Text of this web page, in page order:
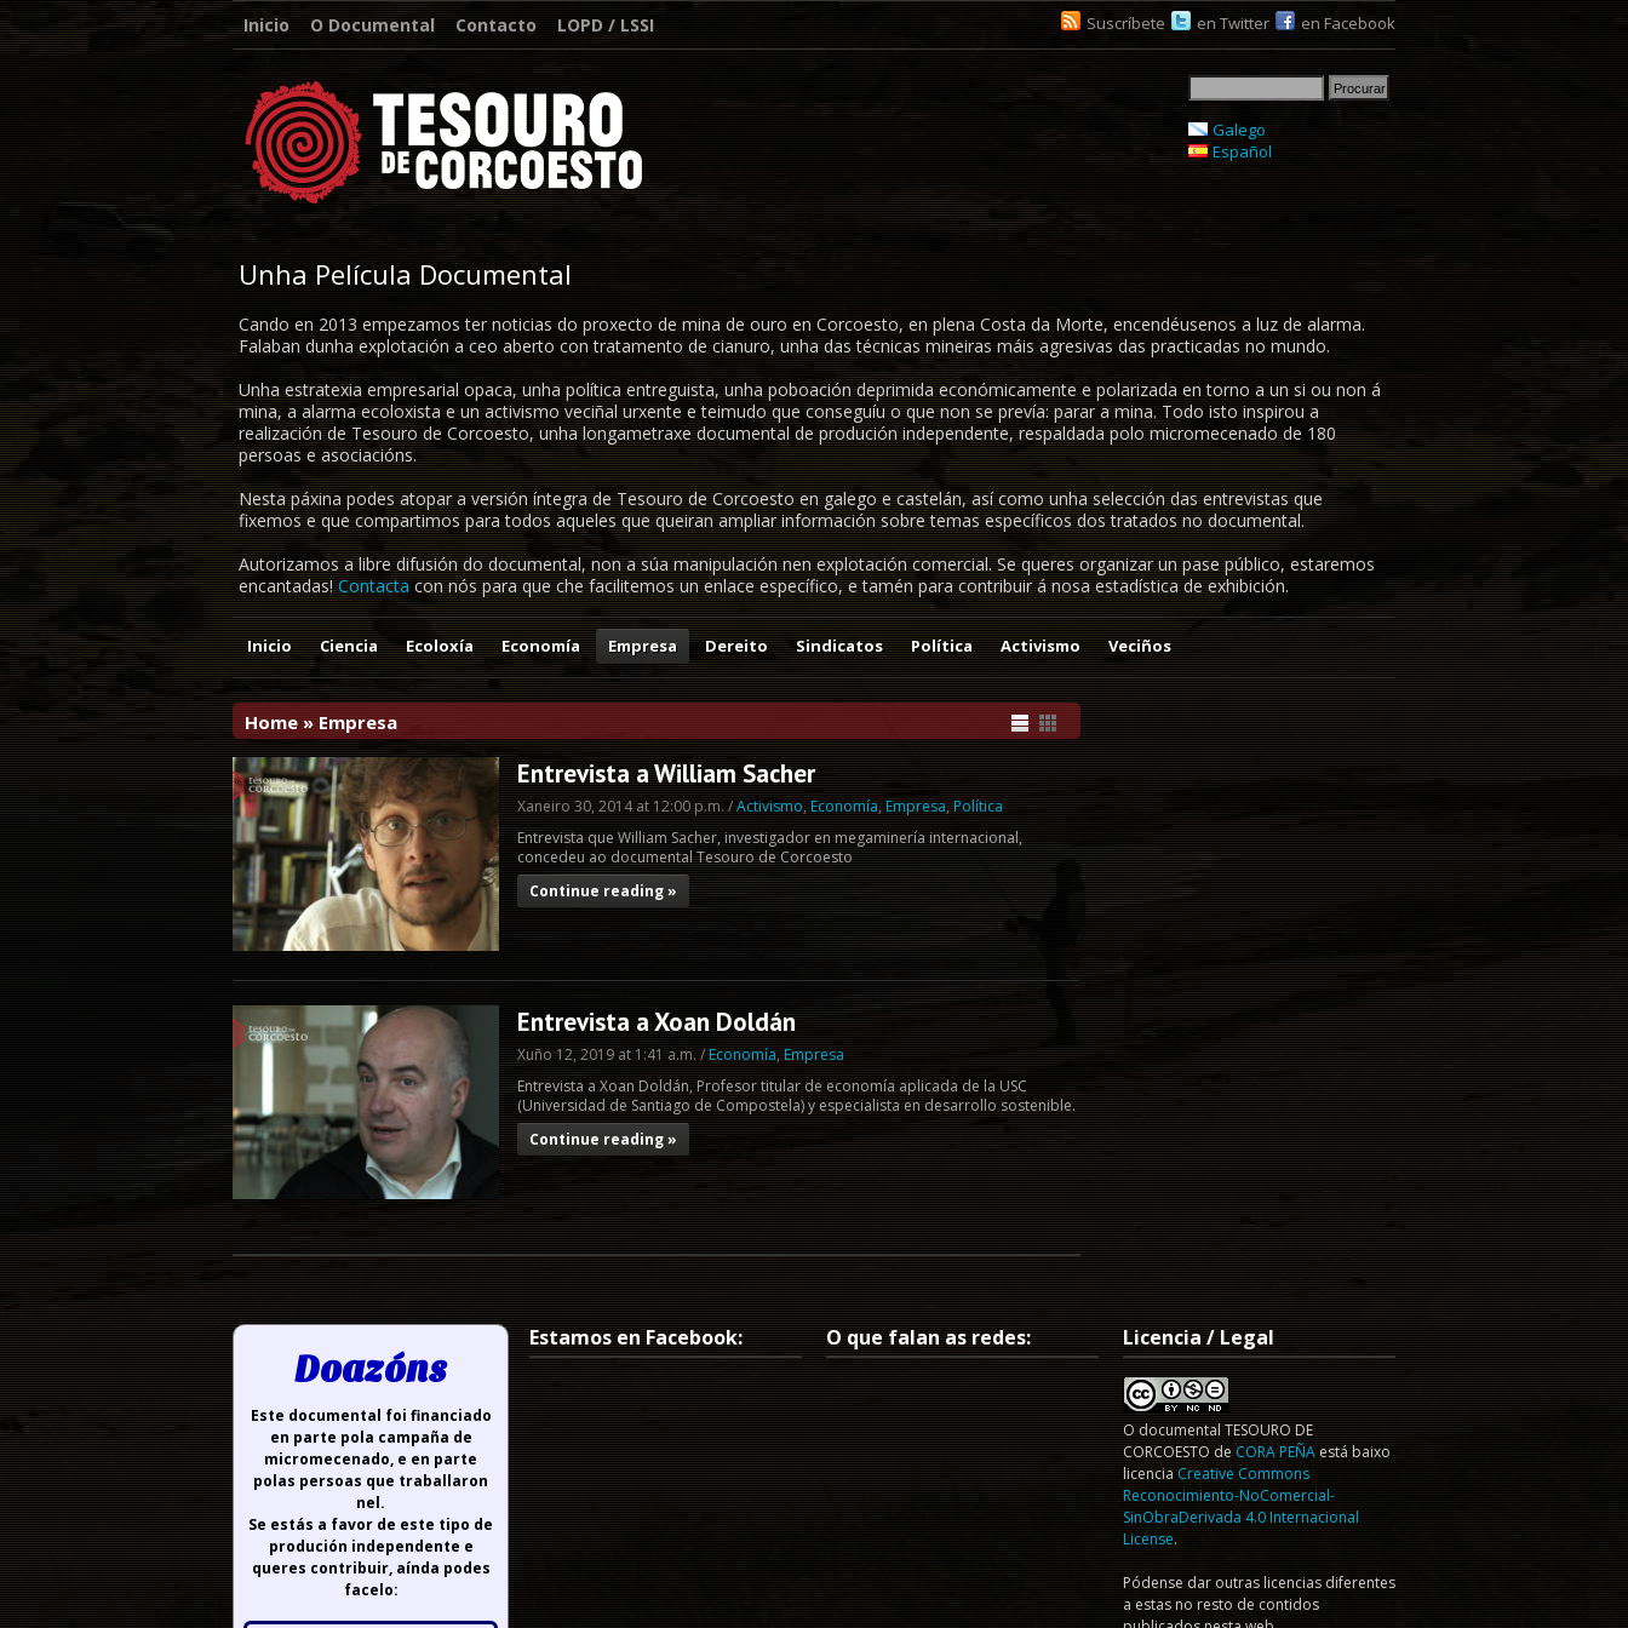
Suscríbete en Twitter en Facebook
Inicio O Documental Contacto LOPD / LSSI
Galego
Español
Unha Película Documental
Cando en 2013 empezamos ter noticias do proxecto de mina de ouro en Corcoesto, en plena Costa da Morte, encendéusenos a luz de alarma.
Falaban dunha explotación a ceo aberto con tratamento de cianuro, unha das técnicas mineiras máis agresivas das practicadas no mundo.
Unha estratexia empresarial opaca, unha política entreguista, unha poboación deprimida económicamente e polarizada en torno a un si ou non á
mina, a alarma ecoloxista e un activismo veciñal urxente e teimudo que conseguíu o que non se prevía: parar a mina. Todo isto inspirou a
realización de Tesouro de Corcoesto, unha longametraxe documental de produción independente, respaldada polo micromecenado de 180
persoas e asociacións.
Nesta páxina podes atopar a versión íntegra de Tesouro de Corcoesto en galego e castelán, así como unha selección das entrevistas que
fixemos e que compartimos para todos aqueles que queiran ampliar información sobre temas específicos dos tratados no documental.
Autorizamos a libre difusión do documental, non a súa manipulación nen explotación comercial. Se queres organizar un pase público, estaremos
encantadas!Contactacon nós para que che facilitemos un enlace específico, e tamén para contribuir á nosa estadística de exhibición.
Inicio Ciencia Ecoloxía Economía Empresa Dereito Sindicatos Política Activismo Veciños
Home » Empresa
Entrevista a William Sacher
Xaneiro 30, 2014 at 12:00 p.m. /Activismo,Economía,Empresa,Política
Entrevista que William Sacher, investigador en megaminería internacional,
concedeu ao documental Tesouro de Corcoesto
Continue reading »
Entrevista a Xoan Doldán
Xuño 12, 2019 at 1:41 a.m. /Economía,Empresa
Entrevista a Xoan Doldán, Profesor titular de economía aplicada de la USC
(Universidad de Santiago de Compostela) y especialista en desarrollo sostenible.
Continue reading »
Doazóns
Este documental foi financiado
en parte pola campaña de
micromecenado, e en parte
polas persoas que traballaron
nel.
Se estás a favor de este tipo de
produción independente e
queres contribuir, aínda podes
facelo:
Estamos en Facebook: O que falan as redes: Licencia / Legal
O documentalTESOURO DE
CORCOESTOdeCORA PEÑAestá baixo
licenciaCreative Commons
Reconocimiento-NoComercial-
SinObraDerivada 4.0 Internacional
License.
Pódense dar outras licencias diferentes
a estas no resto de contidos